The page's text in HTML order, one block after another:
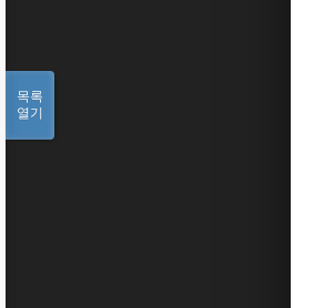
목록
열기